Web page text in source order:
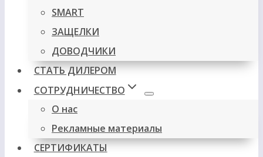
SMART
ЗАЩЕЛКИ
ДОВОДЧИКИ
СТАТЬ ДИЛЕРОМ
СОТРУДНИЧЕСТВО
О нас
Рекламные материалы
СЕРТИФИКАТЫ